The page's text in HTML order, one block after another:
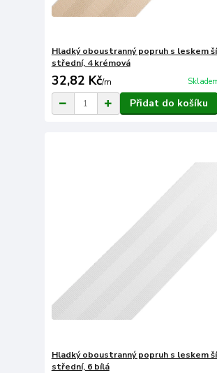
Hladký oboustranný popruh s leskem
střední, 4 krémová
32,82 Kč/m
Přidat do košíku
Hladký oboustranný popruh s leskem
střední, 6 bílá